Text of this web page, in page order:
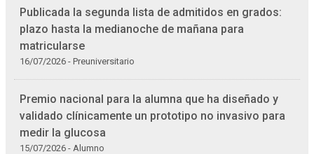
Publicada la segunda lista de admitidos en grados:
plazo hasta la medianoche de mañana para
matricularse
16/07/2026 - Preuniversitario
Premio nacional para la alumna que ha diseñado y
validado clínicamente un prototipo no invasivo para
medir la glucosa
15/07/2026 - Alumno